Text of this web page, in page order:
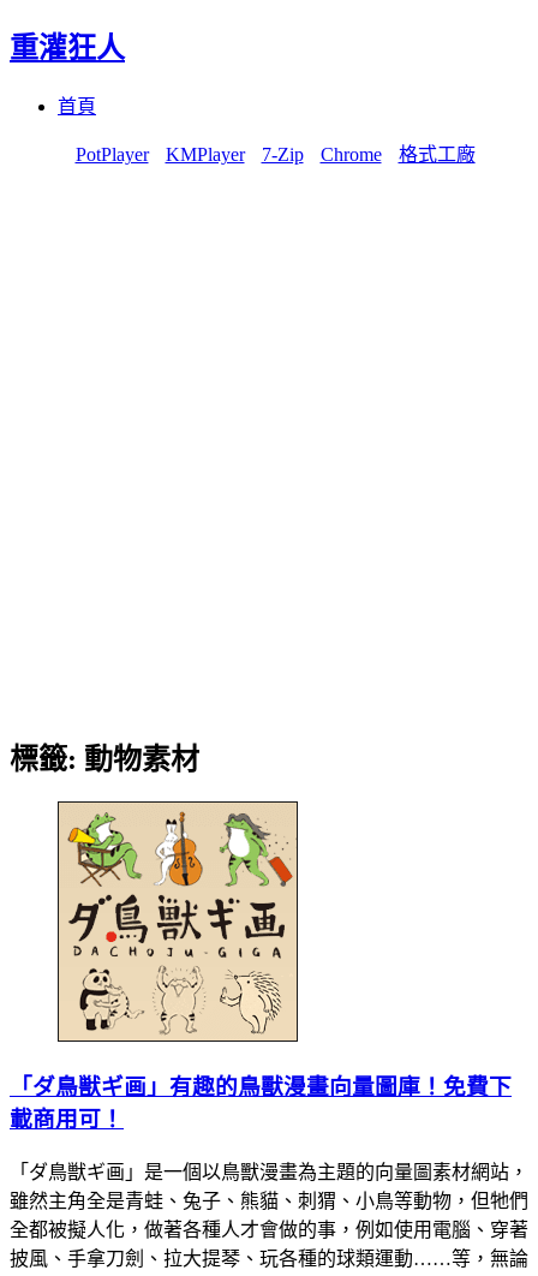
重灌狂人
首頁
PotPlayer KMPlayer 7-Zip Chrome 格式工廠
標籤: 動物素材
「ダ鳥獣ギ画」有趣的鳥獸漫畫向量圖庫！免費下
載商用可！
「ダ鳥獣ギ画」是一個以鳥獸漫畫為主題的向量圖素材網站，
雖然主角全是青蛙、兔子、熊貓、刺猬、小鳥等動物，但牠們
全都被擬人化，做著各種人才會做的事，例如使用電腦、穿著
披風、手拿刀劍、拉大提琴、玩各種的球類運動……等，無論